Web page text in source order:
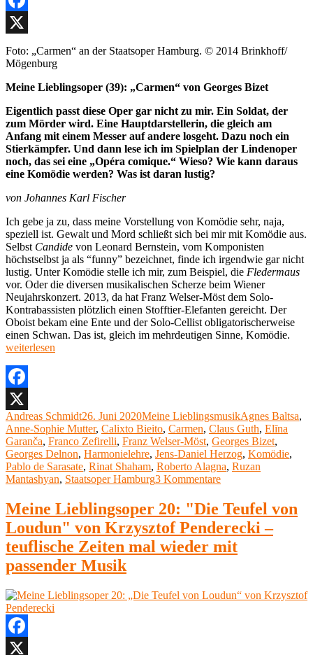
Facebook
X
Foto: „Carmen“ an der Staatsoper Hamburg. © 2014 Brinkhoff/
Mögenburg
Meine Lieblingsoper (39): „Carmen“ von Georges Bizet
Eigentlich passt diese Oper gar nicht zu mir. Ein Soldat, der
zum Mörder wird. Eine Hauptdarstellerin, die gleich am
Anfang mit einem Messer auf andere losgeht. Dazu noch ein
Stierkämpfer. Und dann lese ich im Spielplan der Lindenoper
noch, das sei eine „Opéra comique.“ Wieso? Wie kann daraus
eine Komödie werden? Was ist daran lustig?
von Johannes Karl Fischer
Ich gebe ja zu, dass meine Vorstellung von Komödie sehr, naja,
speziell ist. Gewalt und Mord schließt sich bei mir mit Komödie aus.
Selbst Candide von Leonard Bernstein, vom Komponisten
höchstselbst ja als “funny” bezeichnet, finde ich irgendwie gar nicht
lustig. Unter Komödie stelle ich mir, zum Beispiel, die Fledermaus
vor. Oder die diversen musikalischen Scherze beim Wiener
Neujahrskonzert. 2013, da hat Franz Welser-Möst dem Solo-
Kontrabassisten plötzlich einen Stofftier-Elefanten gereicht. Der
Oboist bekam eine Ente und der Solo-Cellist obligatorischerweise
einen Schwan. Das ist, gleich im mehrdeutigen Sinne, Komödie.
weiterlesen
Facebook
X
Autor
Andreas SchmidtVeröffentlicht
am
26. Juni 2020Kategorien
Meine LieblingsmusikSchlagwörter
Agnes Baltsa,
Anne-Sophie Mutter, Calixto Bieito, Carmen, Claus Guth, Elīna
Garanča, Franco Zefirelli, Franz Welser-Möst, Georges Bizet,
Georges Delnon, Harmonielehre, Jens-Daniel Herzog, Komödie,
Pablo de Sarasate, Rinat Shaham, Roberto Alagna, Ruzan
Mantashyan, Staatsoper Hamburg3 Kommentarezu
Lieblingsoper
(39):
„Carmen“
von
Georges
Meine Lieblingsoper 20: "Die Teufel von
Loudun" von Krzysztof Penderecki –
teuflische Zeiten mal wieder mit
passender Musik
Facebook